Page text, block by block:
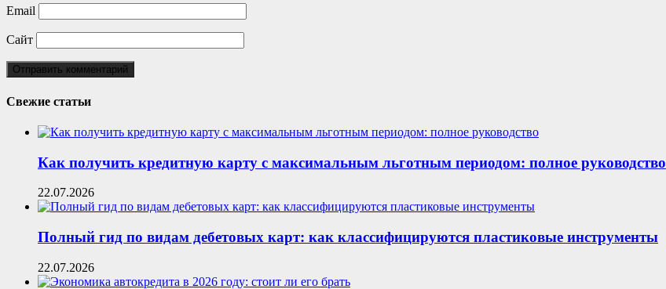
Email
Сайт
Свежие статьи
Как получить кредитную карту с максимальным льготным периодом: полное руководство
22.07.2026
Полный гид по видам дебетовых карт: как классифицируются пластиковые инструменты
22.07.2026